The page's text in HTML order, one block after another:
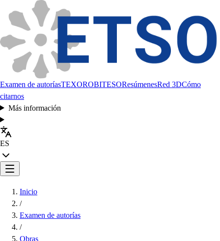
Examen de autoríasTEXOROBITESOResúmenesRed 3DCómo
citarnos
Más información
ES
Inicio
/
Examen de autorías
/
Obras